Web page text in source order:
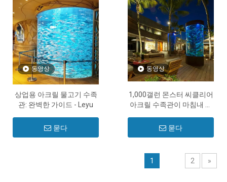
동영상
상업용 아크릴 물고기 수족
관: 완벽한 가이드 - Leyu
묻다
동영상
1,000갤런 몬스터 씨클리어
아크릴 수족관이 마침내 전
다 - Leyu
묻다
1 2 »